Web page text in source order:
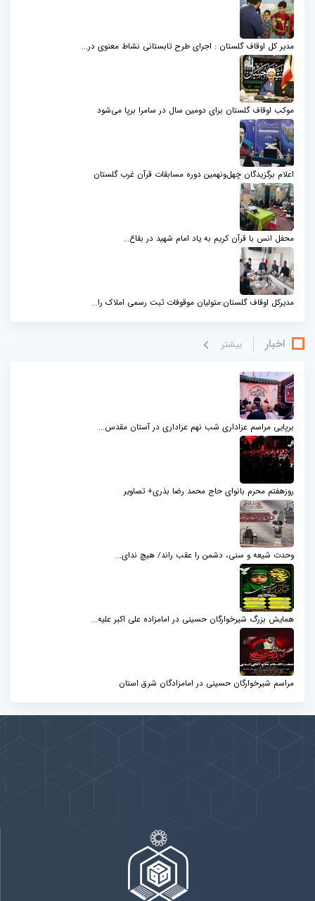
مدیر کل اوقاف گلستان : اجرای طرح تابستانی نشاط معنوی در...
موکب اوقاف گلستان برای دومین سال در سامرا برپا می‌شود
اعلام برگزیدگان چهل‌ونهمین دوره مسابقات قرآن غرب گلستان
محفل انس با قرآن کریم به یاد امام شهید در بقاع...
مدیرکل اوقاف گلستان:متولیان موقوفات ثبت رسمی املاک را...
اخبار بيشتر
برپایی مراسم عزاداری شب نهم عزاداری در آستان مقدس...
روزهفتم محرم بانوای حاج محمد رضا بذری+ تصاویر
وحدت شیعه و سنی، دشمن را عقب راند/ هیچ ندای...
همایش بزرگ شیرخوارگان حسینی در امامزاده علی اکبر علیه...
مراسم شیرخوارگان حسینی در امامزادگان شرق استان